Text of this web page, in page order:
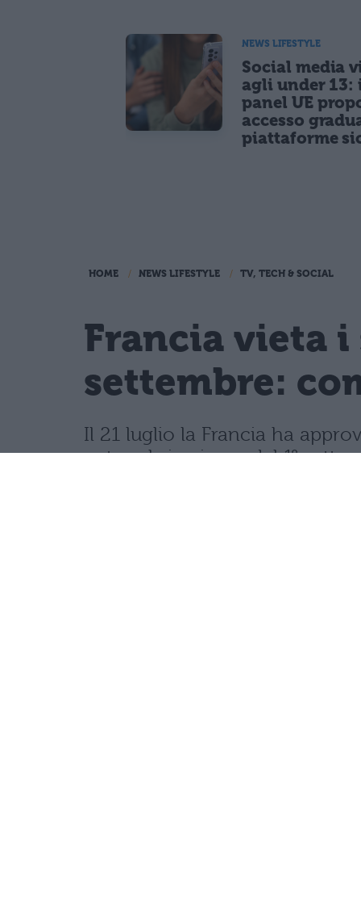
NEWS LIFESTYLE
Social media
agli under 13:
panel UE
accesso
piattaforme
HOME NEWS LIFESTYLE TV, TECH & SOCIAL
Francia vieta
settembre:
Il 21 luglio la Francia ha
network, in vigore dal 1°